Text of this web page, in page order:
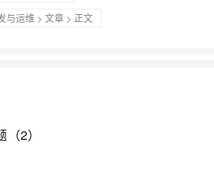
与运维 > 文章 > 正文
2）